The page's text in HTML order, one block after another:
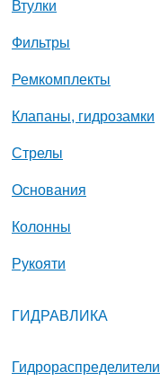
Втулки
Фильтры
Ремкомплекты
Клапаны, гидрозамки
Стрелы
Основания
Колонны
Рукояти
ГИДРАВЛИКА
Гидрораспределители